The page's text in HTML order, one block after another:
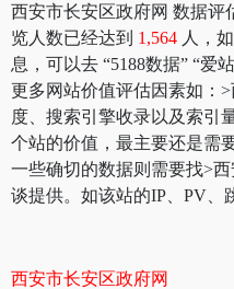
西安市长安区政府网 数据评
览人数已经达到 1,564 人，
息，可以去 “5188数据” “爱
更多网站价值评估因素如：
度、搜索引擎收录以及索引
个站的价值，最主要还是需
一些确切的数据则需要找>
谈提供。如该站的IP、PV、
西安市长安区政府网